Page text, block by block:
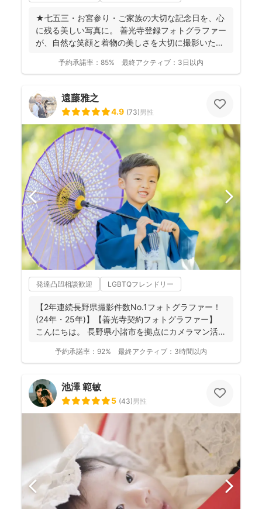
★七五三・お宮参り・ご家族の大切な記念日を、心
に残る美しい写真に。 善光寺登録フォトグラファー
が、自然な笑顔と着物の美しさを大切に撮影いたし
予約承諾率： 85% 最終アクティブ： 3日以内
遠藤雅之
4.9 (73)男性
発達凸凹相談歓迎 LGBTQフレンドリー
【2年連続長野県撮影件数No.1フォトグラファー！
(24年・25年)】【善光寺契約フォトグラファー】
こんにちは。 長野県小諸市を拠点にカメラマン活
予約承諾率： 92% 最終アクティブ： 3時間以内
池澤 範敏
5 (43)男性